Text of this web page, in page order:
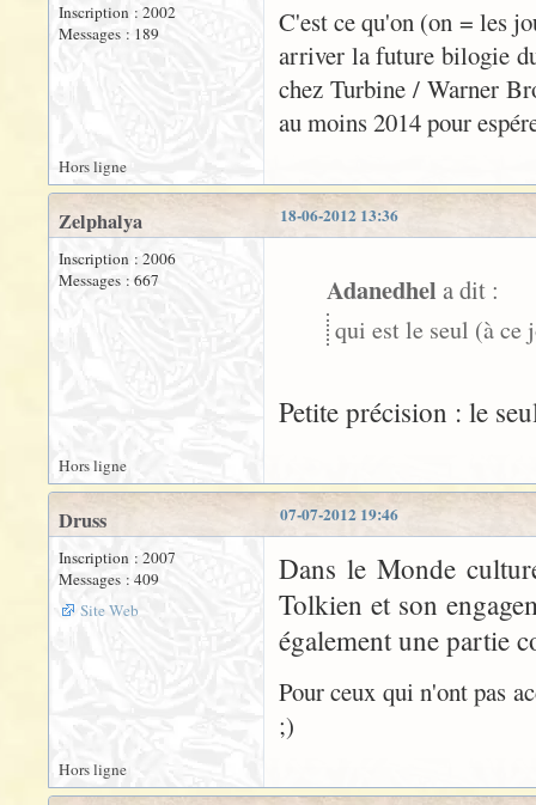
Inscription : 2002
Messages : 189
C'est ce qu'on (on = les
arriver la future bilogie
chez Turbine / Warner
au moins 2014 pour
Hors ligne
18-06-2012 13:36
Zelphalya
Inscription : 2006
Messages : 667
Adanedhel a dit :
qui est le seul (à
Petite précision : le
Hors ligne
07-07-2012 19:46
Druss
Inscription : 2007
Messages : 409
Site Web
Dans le Monde
Tolkien et son
également une partie
Pour ceux qui n'ont pas
;)
Hors ligne